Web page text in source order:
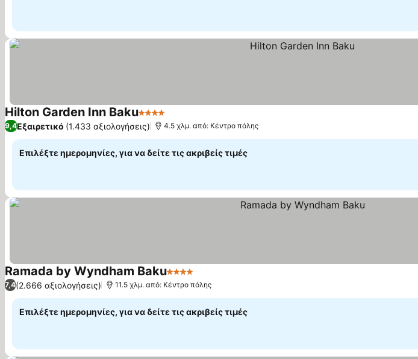
Hilton Garden Inn Baku4 Αστέρια
9,4Εξαιρετικό (1.433 αξιολογήσεις) 4.5 χλμ. από: Κέντρο πόλης
Επιλέξτε ημερομηνίες, για να δείτε τις ακριβείς τιμές
Ramada by Wyndham Baku4 Αστέρια
7,4(2.666 αξιολογήσεις) 11.5 χλμ. από: Κέντρο πόλης
Επιλέξτε ημερομηνίες, για να δείτε τις ακριβείς τιμές